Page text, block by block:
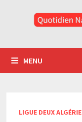
MENU
LIGUE DEUX ALGÉRIE